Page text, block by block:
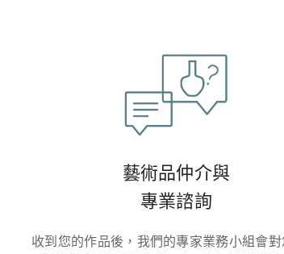
藝術品仲介與
專業諮詢
收到您的作品後，我們的專家業務小組會對